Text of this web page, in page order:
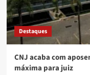
Destaques
CNJ acaba com
máxima para juiz